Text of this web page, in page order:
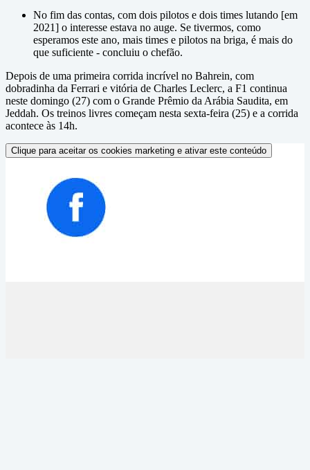
No fim das contas, com dois pilotos e dois times lutando [em
2021] o interesse estava no auge. Se tivermos, como
esperamos este ano, mais times e pilotos na briga, é mais do
que suficiente - concluiu o chefão.
Depois de uma primeira corrida incrível no Bahrein, com
dobradinha da Ferrari e vitória de Charles Leclerc, a F1 continua
neste domingo (27) com o Grande Prêmio da Arábia Saudita, em
Jeddah. Os treinos livres começam nesta sexta-feira (25) e a corrida
acontece às 14h.
Clique para aceitar os cookies marketing e ativar este conteúdo